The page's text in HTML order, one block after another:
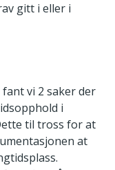
gitt i eller i
vi 2 saker der
i
til tross for at
at